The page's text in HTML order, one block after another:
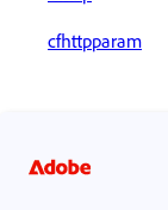
cfhttpparam